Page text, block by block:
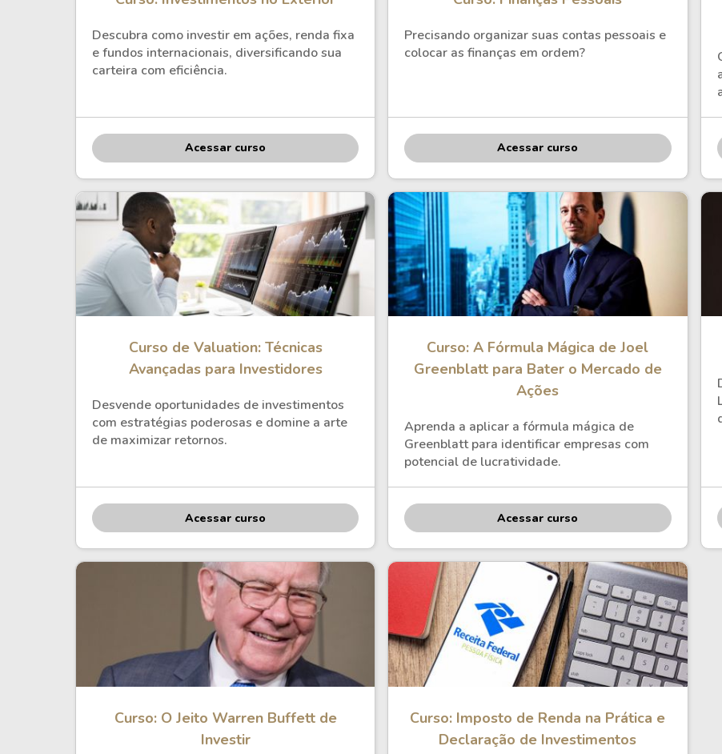
Descubra como investir em ações, renda fixa
e fundos internacionais, diversificando sua
carteira com eficiência.
Acessar curso
Precisando organizar suas contas pessoais e
colocar as finanças em ordem?
Acessar curso
Curso de Valuation: Técnicas
Avançadas para Investidores
Desvende oportunidades de investimentos
com estratégias poderosas e domine a arte
de maximizar retornos.
Acessar curso
Curso: A Fórmula Mágica de Joel
Greenblatt para Bater o Mercado de
Ações
Aprenda a aplicar a fórmula mágica de
Greenblatt para identificar empresas com
potencial de lucratividade.
Acessar curso
Curso: O Jeito Warren Buffett de
Investir
Curso: Imposto de Renda na Prática e
Declaração de Investimentos